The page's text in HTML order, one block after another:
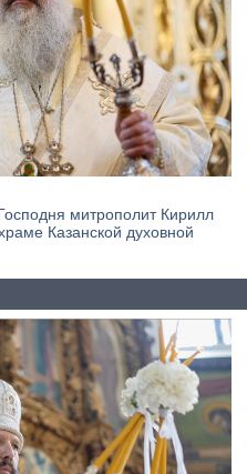
митрополит Кирилл
Казанской духовной